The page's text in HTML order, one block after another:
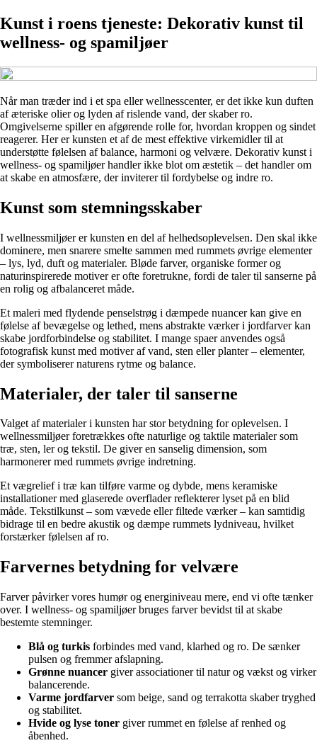
Kunst i roens tjeneste: Dekorativ kunst til
wellness- og spamiljøer
Når man træder ind i et spa eller wellnesscenter, er det ikke kun duften
af æteriske olier og lyden af rislende vand, der skaber ro.
Omgivelserne spiller en afgørende rolle for, hvordan kroppen og sindet
reagerer. Her er kunsten et af de mest effektive virkemidler til at
understøtte følelsen af balance, harmoni og velvære. Dekorativ kunst i
wellness- og spamiljøer handler ikke blot om æstetik – det handler om
at skabe en atmosfære, der inviterer til fordybelse og indre ro.
Kunst som stemningsskaber
I wellnessmiljøer er kunsten en del af helhedsoplevelsen. Den skal ikke
dominere, men snarere smelte sammen med rummets øvrige elementer
– lys, lyd, duft og materialer. Bløde farver, organiske former og
naturinspirerede motiver er ofte foretrukne, fordi de taler til sanserne på
en rolig og afbalanceret måde.
Et maleri med flydende penselstrøg i dæmpede nuancer kan give en
følelse af bevægelse og lethed, mens abstrakte værker i jordfarver kan
skabe jordforbindelse og stabilitet. I mange spaer anvendes også
fotografisk kunst med motiver af vand, sten eller planter – elementer,
der symboliserer naturens rytme og balance.
Materialer, der taler til sanserne
Valget af materialer i kunsten har stor betydning for oplevelsen. I
wellnessmiljøer foretrækkes ofte naturlige og taktile materialer som
træ, sten, ler og tekstil. De giver en sanselig dimension, som
harmonerer med rummets øvrige indretning.
Et vægrelief i træ kan tilføre varme og dybde, mens keramiske
installationer med glaserede overflader reflekterer lyset på en blid
måde. Tekstilkunst – som vævede eller filtede værker – kan samtidig
bidrage til en bedre akustik og dæmpe rummets lydniveau, hvilket
forstærker følelsen af ro.
Farvernes betydning for velvære
Farver påvirker vores humør og energiniveau mere, end vi ofte tænker
over. I wellness- og spamiljøer bruges farver bevidst til at skabe
bestemte stemninger.
Blå og turkis forbindes med vand, klarhed og ro. De sænker
pulsen og fremmer afslapning.
Grønne nuancer giver associationer til natur og vækst og virker
balancerende.
Varme jordfarver som beige, sand og terrakotta skaber tryghed
og stabilitet.
Hvide og lyse toner giver rummet en følelse af renhed og
åbenhed.